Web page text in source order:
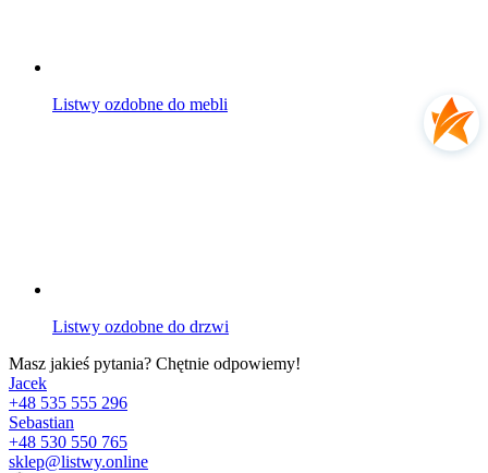
Listwy ozdobne do mebli
Listwy ozdobne do drzwi
Masz jakieś pytania? Chętnie odpowiemy!
Jacek
+48 535 555 296
Sebastian
+48 530 550 765
sklep@listwy.online